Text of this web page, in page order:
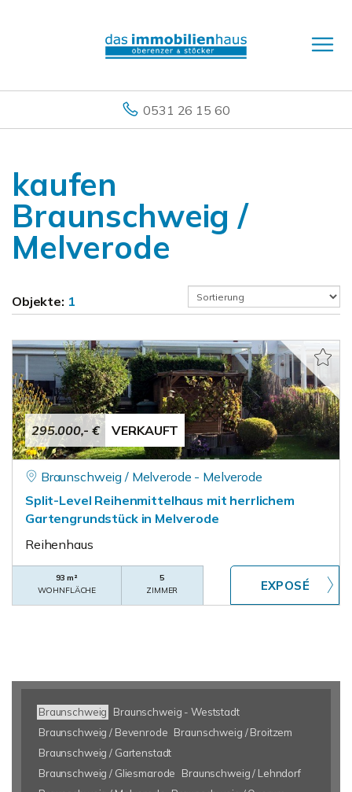
0531 26 15 60
kaufen
Braunschweig /
Melverode
Objekte: 1
295.000,- € VERKAUFT
Braunschweig / Melverode - Melverode
Split-Level Reihenmittelhaus mit herrlichem
Gartengrundstück in Melverode
Reihenhaus
93 m²
WOHNFLÄCHE
5
ZIMMER
Braunschweig
Braunschweig - Weststadt
Braunschweig / Bevenrode Braunschweig / Broitzem
Braunschweig / Gartenstadt
Braunschweig / Gliesmarode
Braunschweig / Lehndorf